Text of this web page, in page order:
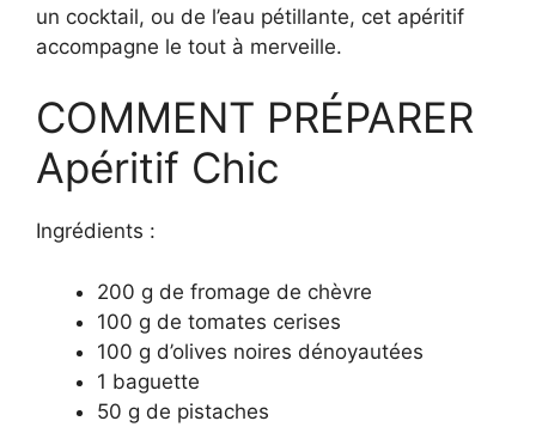
un cocktail, ou de l’eau pétillante, cet apéritif
accompagne le tout à merveille.
COMMENT PRÉPARER
Apéritif Chic
Ingrédients :
200 g de fromage de chèvre
100 g de tomates cerises
100 g d’olives noires dénoyautées
1 baguette
50 g de pistaches